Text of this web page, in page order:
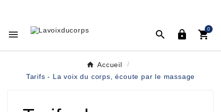
   0
Accueil
Tarifs - La voix du corps, écoute par le massage